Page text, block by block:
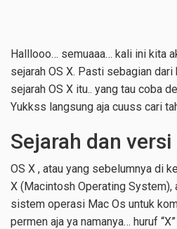
Halllooo… semuaaa… kali ini kita
sejarah OS X. Pasti sebagian
sejarah OS X itu.. yang tau coba
Yukkss langsung aja cuuss cari
Sejarah dan versi
OS X , atau yang sebelumnya di
X (Macintosh Operating System),
sistem operasi Mac Os untuk
permen aja ya namanya… huruf